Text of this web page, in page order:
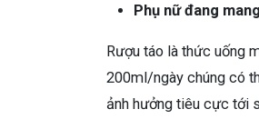
Phụ nữ đang
Rượu táo là thức uống
200ml/ngày chúng có
ảnh hưởng tiêu cực tới